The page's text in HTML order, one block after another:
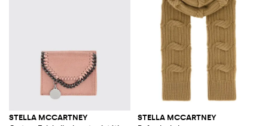
STELLA MCCARTNEY STELLA MCCARTNEY